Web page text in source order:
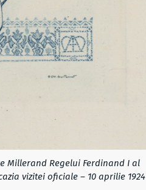
Millerand Regelui Ferdinand I al
vizitei oficiale – 10 aprilie 1924